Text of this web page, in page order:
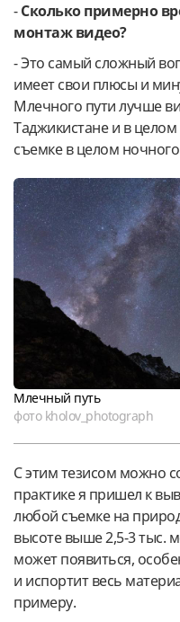
-Сколько примерно
монтаж видео?
- Это самый сложный
имеет свои плюсы и
Млечного пути лучше
Таджикистане и в
съемке в целом
Млечный путь
фото kholov_photograph
С этим тезисом можно
практике я пришел к
любой съемке на
высоте выше 2,5-3 тыс.
может появиться,
и испортит весь
примеру.